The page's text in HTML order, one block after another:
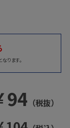
ります。
94 （税抜）